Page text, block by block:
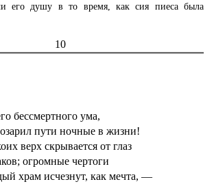
его душу в то время, как сия пиеса была
10
бессмертного ума,
пути ночные в жизни!
верх скрывается от глаз
огромные чертоги
храм исчезнут, как мечта, —